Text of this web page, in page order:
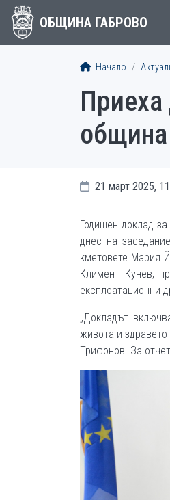
ОБЩИНА ГАБРОВО
Начало
Приеха
община
21 март 2025,
Годишен доклад
днес на
кметовете Мария
Климент Кунев,
експлоатационни
„Докладът
живота и здравето
Трифонов. За